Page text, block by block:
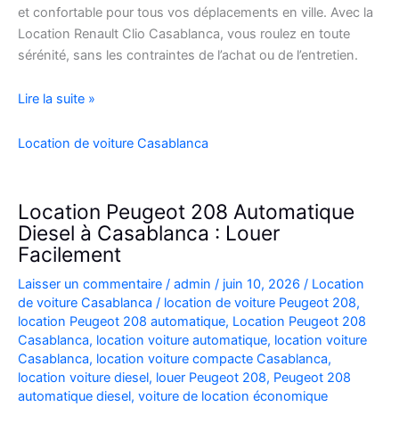
et confortable pour tous vos déplacements en ville. Avec la
Location Renault Clio Casablanca, vous roulez en toute
sérénité, sans les contraintes de l’achat ou de l’entretien.
Location
Voiture
5
à
Casablanca
Lire la suite »
Location de voiture Casablanca
Location Peugeot 208 Automatique
Diesel à Casablanca : Louer
Facilement
Laisser un commentaire / admin / juin 10, 2026 / Location
de voiture Casablanca / location de voiture Peugeot 208,
location Peugeot 208 automatique, Location Peugeot 208
Casablanca, location voiture automatique, location voiture
Casablanca, location voiture compacte Casablanca,
location voiture diesel, louer Peugeot 208, Peugeot 208
automatique diesel, voiture de location économique